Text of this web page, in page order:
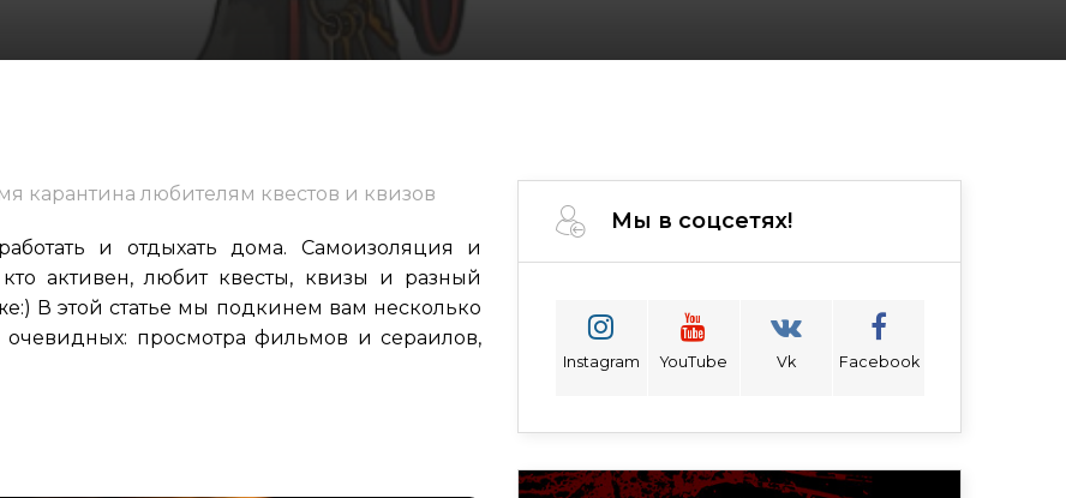
карантина любителям квестов и квизов
и отдыхать дома. Самоизоляция и
активен, любит квесты, квизы и разный
В этой статье мы подкинем вам несколько
просмотра фильмов и сераилов,
Мы в соцсетях!
Instagram YouTube Vk Facebook